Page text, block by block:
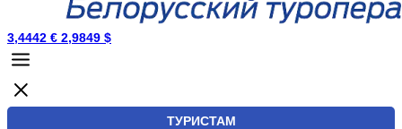
3,4442 € 2,9849 $
ТУРИСТАМ